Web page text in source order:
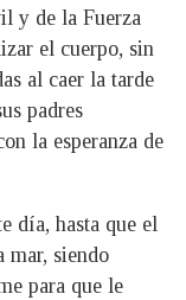
y de la Fuerza
el cuerpo, sin
al caer la tarde
padres
la esperanza de
día, hasta que el
mar, siendo
para que le